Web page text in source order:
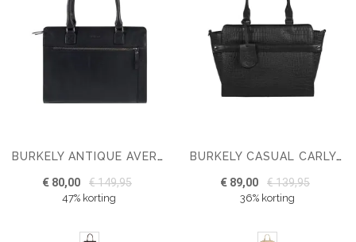
BURKELY ANTIQUE AVERY HANDTAS M
€ 80,00 € 149,95
47% korting
BURKELY CASUAL CARLY HANDBAG
€ 89,00 € 139,95
36% korting